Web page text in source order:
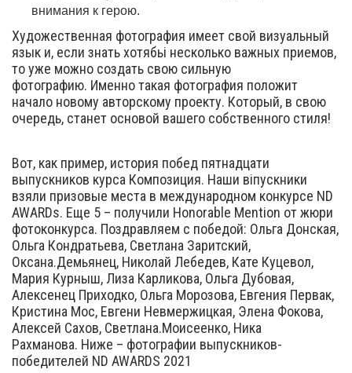
внимания к герою.
Художественная фотография имеет свой визуальный
язык и, если знать хотябьі несколько важных приемов,
то уже можно создать свою сильную
фотографию. Именно такая фотография положит
начало новому авторскому проекту. Который, в свою
очередь, станет основой вашего собственного стиля!
Вот, как пример, история побед пятнадцати
выпускников курса Композиция. Наши віпускники
взяли призовые места в международном конкурсе ND
AWARDs. Еще 5 – получили Honorable Mention от жюри
фотоконкурса. Поздравляем с победой: Ольга Донская,
Ольга Кондратьева, Светлана Заритский,
Оксана.Демьянец, Николай Лебедев, Кате Куцевол,
Мария Курныш, Лиза Карликова, Ольга Дубовая,
Алексенец Приходко, Ольга Морозова, Евгения Первак,
Кристина Мос, Евгени Невмержицкая, Элена Фокова,
Алексей Сахов, Светлана.Моисеенко, Ника
Рахманова. Ниже – фотографии выпускников-
победителей ND AWARDS 2021